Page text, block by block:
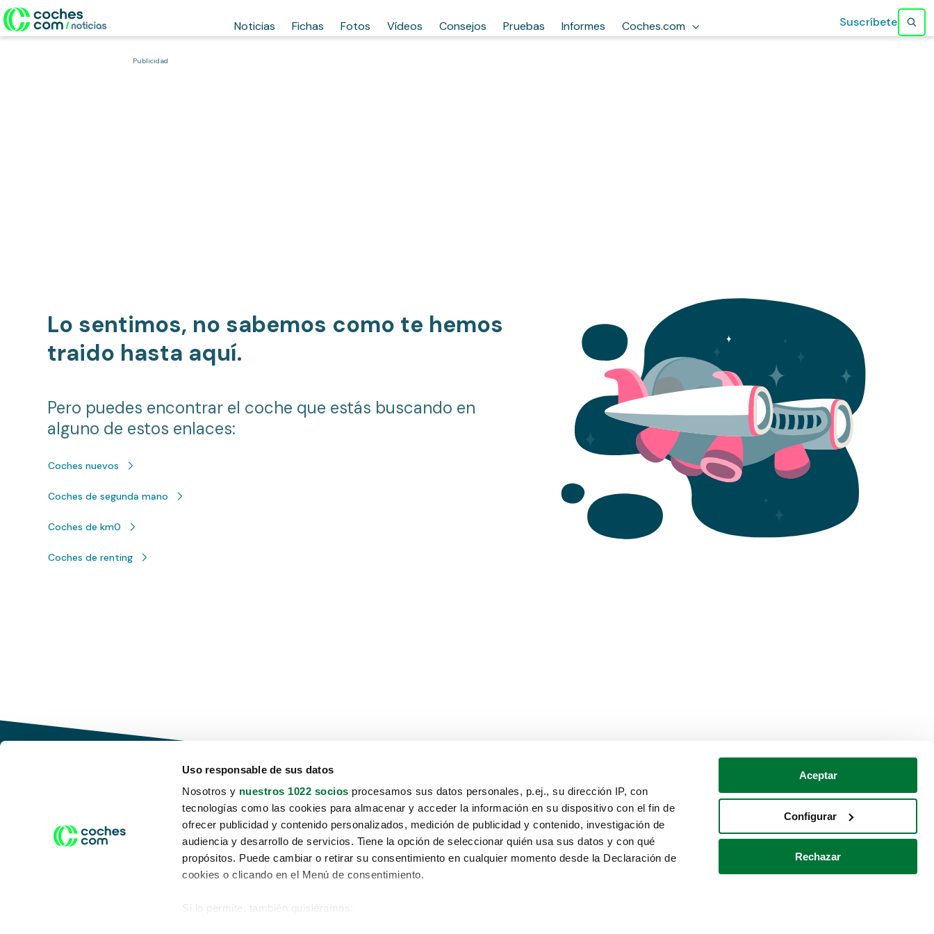
Uso responsable de sus datos
Nosotros y nuestros 1022 socios procesamos sus datos personales, p.ej., su dirección IP, con
tecnologías como las cookies para almacenar y acceder la información en su dispositivo con el fin de
ofrecer publicidad y contenido personalizados, medición de publicidad y contenido, investigación de
audiencia y desarrollo de servicios. Tiene la opción de seleccionar quién usa sus datos y con qué
propósitos. Puede cambiar o retirar su consentimiento en cualquier momento desde la Declaración de
cookies o clicando en el Menú de consentimiento.
Si lo permite, también quisiéramos:
Aceptar
Configurar
Rechazar
Noticias Fichas Fotos Vídeos Consejos Pruebas Informes Coches.com Suscríbete
Publicidad
Lo sentimos, no sabemos como te hemos
traido hasta aquí.
Pero puedes encontrar el coche que estás buscando en
alguno de estos enlaces:
Coches nuevos
Coches de segunda mano
Coches de km0
Coches de renting
Conduce tu futuro,
desata tu movilidad